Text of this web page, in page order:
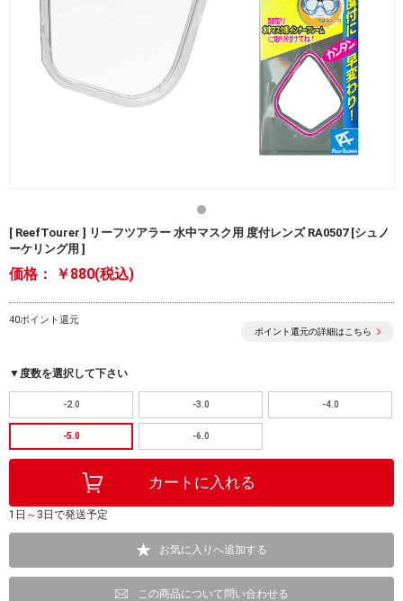
[ ReefTourer ] リーフツアラー 水中マスク用 度付レンズ RA0507 [シュノ
ーケリング用 ]
価格： ￥880(税込)
40ポイント還元
ポイント還元の詳細はこちら
▼度数を選択して下さい
-2.0 -3.0 -4.0
-5.0 -6.0
1日～3日で発送予定
お気に入りへ追加する
この商品について問い合わせる